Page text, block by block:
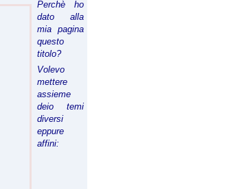
Perchè ho
dato alla
mia pagina
questo
titolo?
Volevo
mettere
assieme
deio temi
diversi
eppure
affini: